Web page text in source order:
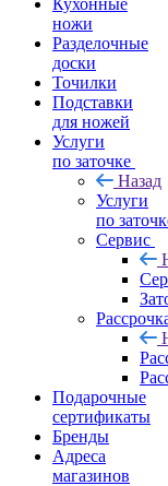
Кухонные
ножи
Разделочные
доски
Точилки
Подставки
для ножей
Услуги
по заточке
Назад
Услуги
по
Сервис
Подарочные
сертификаты
Бренды
Адреса
магазинов